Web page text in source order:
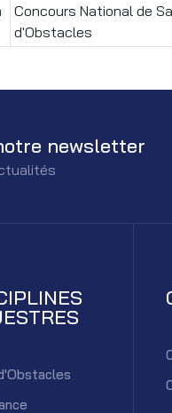
Concours National de
d'Obstacles
newsletter